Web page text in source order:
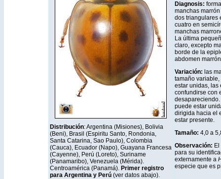
Distribución: Argentina (Misiones), Bolivia
(Beni), Brasil (Espiritu Santo, Rondonia,
Santa Catarina, Sao Paulo), Colombia
(Cauca), Ecuador (Napo), Guayana Francesa
(Cayenne), Perú (Loreto), Suriname
(Panamaribo), Venezuela (Mérida).
Centroamérica (Panamá). Primer registro
para Argentina y Perú (ver datos abajo).
Diagnosis:
manchas
dos triangulares
cuatro en
manchas
La última
claro, excepto
borde de la
abdomen
Variación: las
tamaño
estar unidas, las
confundirse con
puede estar
dirigida hacia el
estar presente.
Tamaño: 4,0 a
Observación:
para su
externamente a
especie que es